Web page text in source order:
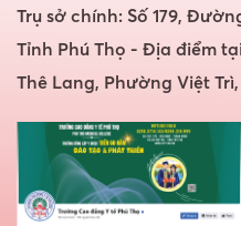
Trụ sở chính: Số 179,
Tỉnh Phú Thọ - Địa điểm
Thê Lang, Phường Việt